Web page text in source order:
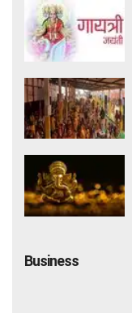
Business